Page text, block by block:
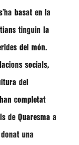
basat en la
tinguin la
del món.
socials,
del
completat
de Quaresma a
una